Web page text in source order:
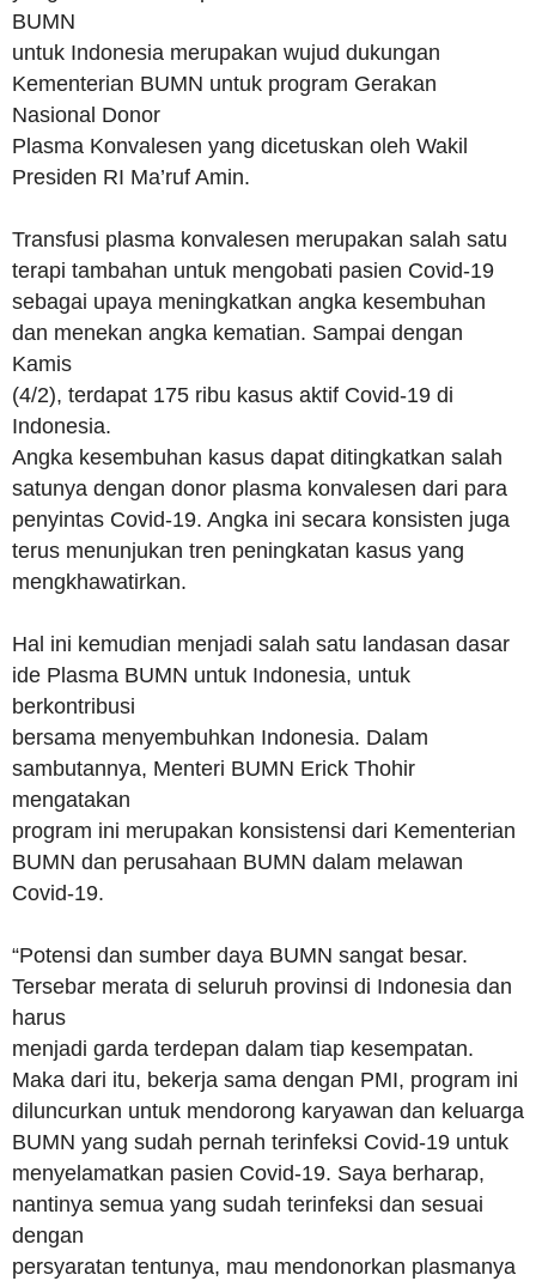
BUMN
untuk Indonesia merupakan wujud dukungan
Kementerian BUMN untuk program Gerakan
Nasional Donor
Plasma Konvalesen yang dicetuskan oleh Wakil
Presiden RI Ma’ruf Amin.
Transfusi plasma konvalesen merupakan salah satu
terapi tambahan untuk mengobati pasien Covid-19
sebagai upaya meningkatkan angka kesembuhan
dan menekan angka kematian. Sampai dengan
Kamis
(4/2), terdapat 175 ribu kasus aktif Covid-19 di
Indonesia.
Angka kesembuhan kasus dapat ditingkatkan salah
satunya dengan donor plasma konvalesen dari para
penyintas Covid-19. Angka ini secara konsisten juga
terus menunjukan tren peningkatan kasus yang
mengkhawatirkan.
Hal ini kemudian menjadi salah satu landasan dasar
ide Plasma BUMN untuk Indonesia, untuk
berkontribusi
bersama menyembuhkan Indonesia. Dalam
sambutannya, Menteri BUMN Erick Thohir
mengatakan
program ini merupakan konsistensi dari Kementerian
BUMN dan perusahaan BUMN dalam melawan
Covid-19.
“Potensi dan sumber daya BUMN sangat besar.
Tersebar merata di seluruh provinsi di Indonesia dan
harus
menjadi garda terdepan dalam tiap kesempatan.
Maka dari itu, bekerja sama dengan PMI, program ini
diluncurkan untuk mendorong karyawan dan keluarga
BUMN yang sudah pernah terinfeksi Covid-19 untuk
menyelamatkan pasien Covid-19. Saya berharap,
nantinya semua yang sudah terinfeksi dan sesuai
dengan
persyaratan tentunya, mau mendonorkan plasmanya